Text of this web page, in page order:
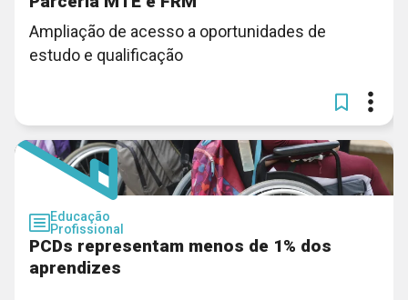
Ampliação de acesso a oportunidades de
estudo e qualificação
Educação
Profissional
PCDs representam menos de 1% dos
aprendizes